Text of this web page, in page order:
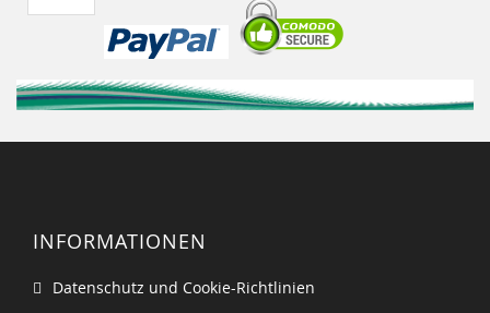
INFORMATIONEN
Datenschutz und Cookie-Richtlinien